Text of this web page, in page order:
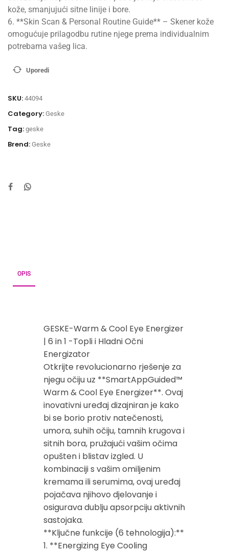
kože, smanjujući sitne linije i bore.
6. **Skin Scan & Personal Routine Guide** – Skener kože
omogućuje prilagodbu rutine njege prema individualnim
potrebama vašeg lica.
Uporedi
SKU: 44094
Category: Geske
Tag: geske
Brend: Geske
OPIS
GESKE-Warm & Cool Eye Energizer
| 6 in 1 -Topli i Hladni Očni
Energizator
Otkrijte revolucionarno rješenje za
njegu očiju uz **SmartAppGuided™
Warm & Cool Eye Energizer**. Ovaj
inovativni uređaj dizajniran je kako
bi se borio protiv natečenosti,
umora, suhih očiju, tamnih krugova i
sitnih bora, pružajući vašim očima
opušten i blistav izgled. U
kombinaciji s vašim omiljenim
kremama ili serumima, ovaj uređaj
pojačava njihovo djelovanje i
osigurava dublju apsorpciju aktivnih
sastojaka.
**Ključne funkcije (6 tehnologija):**
1. **Energizing Eye Cooling